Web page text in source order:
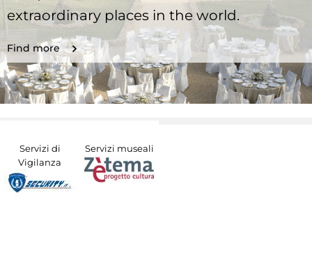
extraordinary places in the world.
Find more
Servizi di
Vigilanza
Servizi museali